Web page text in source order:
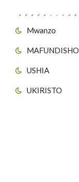
Mwanzo
MAFUNDISHO
USHIA
UKIRISTO